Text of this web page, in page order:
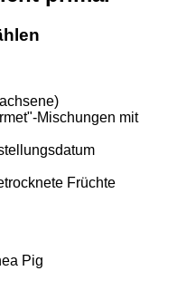
Mischungen mit
Früchte
Pig